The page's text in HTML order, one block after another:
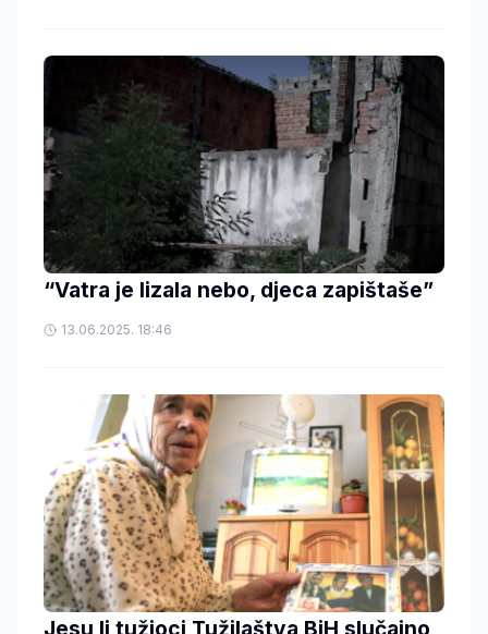
“Vatra je lizala nebo, djeca zapištaše”
13.06.2025. 18:46
Jesu li tužioci Tužilaštva BiH slučajno